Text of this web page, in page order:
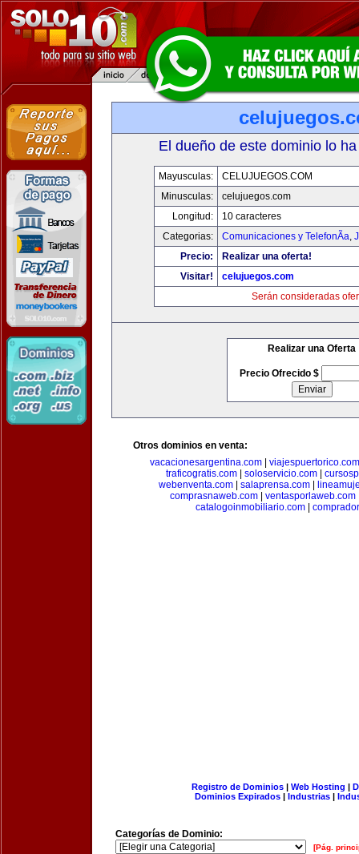
El dueño de este dominio lo
Mayusculas:
CELUJUEGOS.COM
Minusculas:
celujuegos.com
Longitud:
10 caracteres
Categorias:
Comunicaciones y TelefonÃ­a,
Precio:
Realizar una oferta!
Visitar!
celujuegos.com
Serán consideradas
Realizar una Oferta
Precio Ofrecido $
Otros dominios en venta:
vacacionesargentina.com
viajespuertorico.com
traficogratis.com| soloservicio.com|
webenventa.com
salaprensa.com
comprasnaweb.com
ventasporlaweb.com
catalogoinmobiliario.com|
Registro de Dominios| Web Hosting |
Dominios Expirados | Industrias |
Categorías de Dominio:
[Pág.